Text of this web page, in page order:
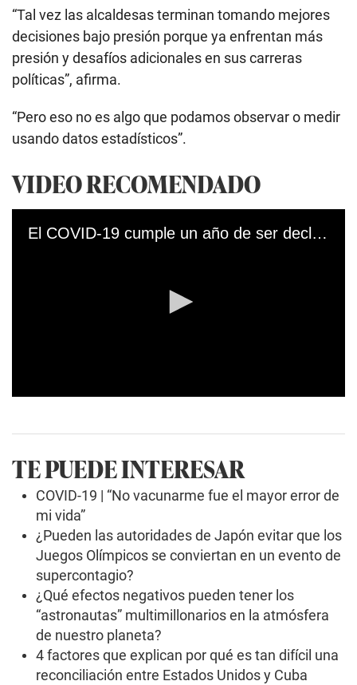
“Tal vez las alcaldesas terminan tomando mejores
decisiones bajo presión porque ya enfrentan más
presión y desafíos adicionales en sus carreras
políticas”, afirma.
“Pero eso no es algo que podamos observar o medir
usando datos estadísticos”.
VIDEO RECOMENDADO
El COVID-19 cumple un año de ser declarado como pandemia
n
d
TE PUEDE INTERESAR
COVID-19 | “No vacunarme fue el mayor error de
mi vida”
¿Pueden las autoridades de Japón evitar que los
Juegos Olímpicos se conviertan en un evento de
supercontagio?
¿Qué efectos negativos pueden tener los
“astronautas” multimillonarios en la atmósfera
de nuestro planeta?
4 factores que explican por qué es tan difícil una
reconciliación entre Estados Unidos y Cuba